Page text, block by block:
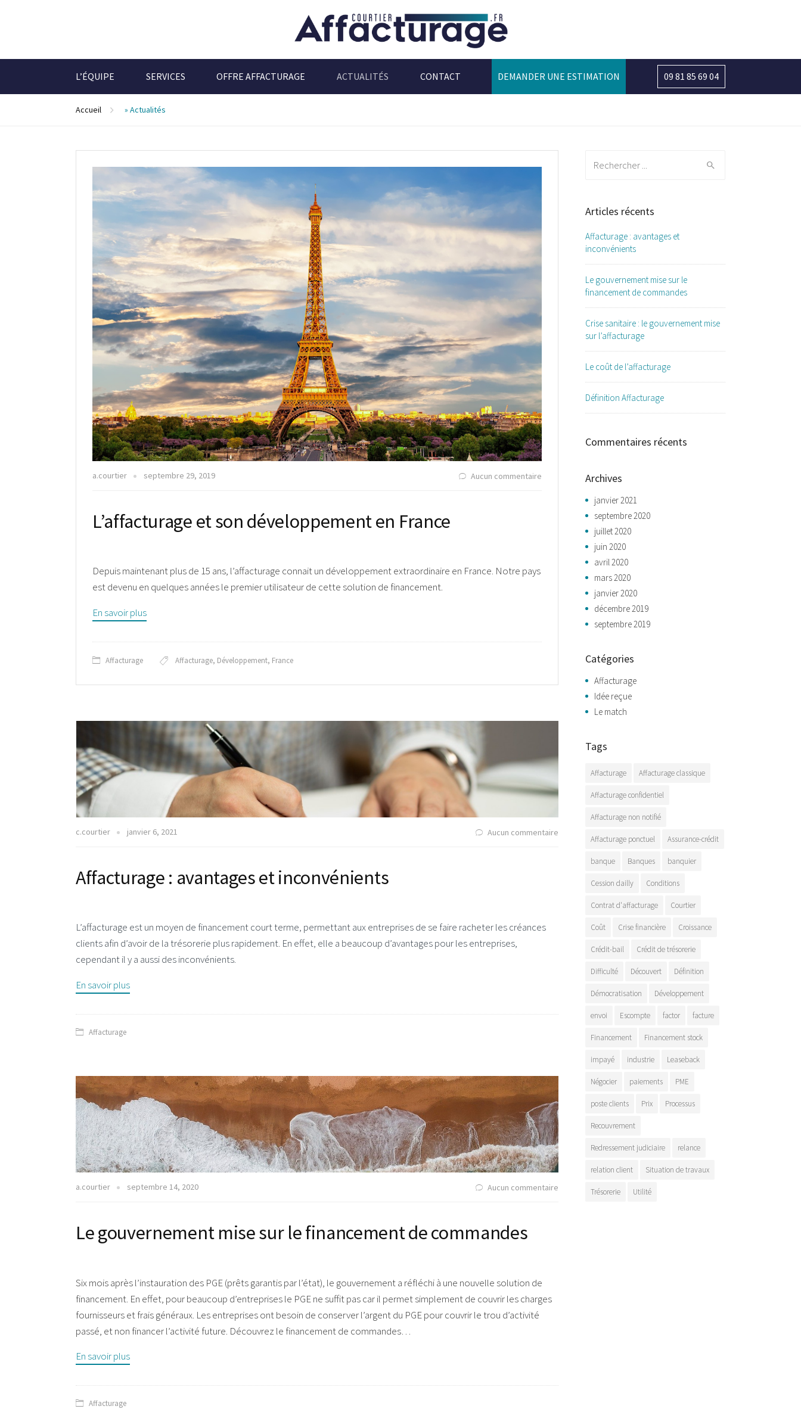
L’ÉQUIPE SERVICES OFFRE AFFACTURAGE ACTUALITÉS CONTACT DEMANDER UNE ESTIMATION 09 81 85 69 04
Accueil » Actualités
a.courtier septembre 29, 2019 Aucun commentaire
L’affacturage et son développement en France
Depuis maintenant plus de 15 ans, l’affacturage connait un développement extraordinaire en France. Notre pays
est devenu en quelques années le premier utilisateur de cette solution de financement.
En savoir plus
Affacturage Affacturage, Développement, France
c.courtier janvier 6, 2021 Aucun commentaire
Affacturage : avantages et inconvénients
L’affacturage est un moyen de financement court terme, permettant aux entreprises de se faire racheter les créances
clients afin d’avoir de la trésorerie plus rapidement. En effet, elle a beaucoup d’avantages pour les entreprises,
cependant il y a aussi des inconvénients.
En savoir plus
Affacturage
a.courtier septembre 14, 2020 Aucun commentaire
Le gouvernement mise sur le financement de commandes
Six mois après l’instauration des PGE (prêts garantis par l’état), le gouvernement a réfléchi à une nouvelle solution de
financement. En effet, pour beaucoup d’entreprises le PGE ne suffit pas car il permet simplement de couvrir les charges
fournisseurs et frais généraux. Les entreprises ont besoin de conserver l’argent du PGE pour couvrir le trou d’activité
passé, et non financer l’activité future. Découvrez le financement de commandes…
En savoir plus
Affacturage
Articles récents
Affacturage : avantages et
inconvénients
Le gouvernement mise sur le
financement de commandes
Crise sanitaire : le gouvernement mise
sur l’affacturage
Le coût de l’affacturage
Définition Affacturage
Commentaires récents
Archives
janvier 2021
septembre 2020
juillet 2020
juin 2020
avril 2020
mars 2020
janvier 2020
décembre 2019
septembre 2019
Catégories
Affacturage
Idée reçue
Le match
Tags
Affacturage Affacturage classique
Affacturage confidentiel
Affacturage non notifié
Affacturage ponctuel Assurance-crédit
banque Banques banquier
Cession dailly Conditions
Contrat d'affacturage Courtier
Coût Crise financière Croissance
Crédit-bail Crédit de trésorerie
Difficulté Découvert Définition
Démocratisation Développement
envoi Escompte factor facture
Financement Financement stock
impayé industrie Leaseback
Négocier paiements PME
poste clients Prix Processus
Recouvrement
Redressement judiciaire relance
relation client Situation de travaux
Trésorerie Utilité